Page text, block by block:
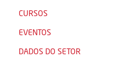
CURSOS
EVENTOS
DADOS DO SETOR